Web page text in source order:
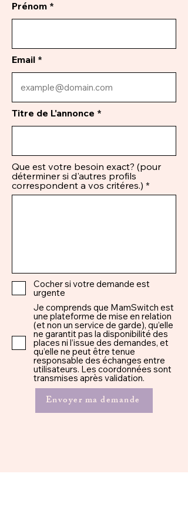
Prénom
Email
Titre de L'annonce
Que est votre besoin exact? (pour
déterminer si d'autres profils
correspondent a vos critéres.)
Cocher si votre demande est
urgente
Je comprends que MamSwitch est
une plateforme de mise en relation
(et non un service de garde), qu’elle
ne garantit pas la disponibilité des
places ni l’issue des demandes, et
qu’elle ne peut être tenue
responsable des échanges entre
utilisateurs. Les coordonnées sont
transmises après validation.
Envoyer ma demande